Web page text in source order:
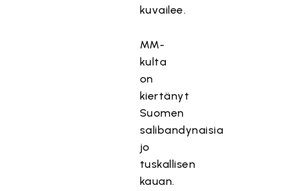
kuvailee.
MM-
kulta
on
kiertänyt
Suomen
salibandynaisia
jo
tuskallisen
kauan.